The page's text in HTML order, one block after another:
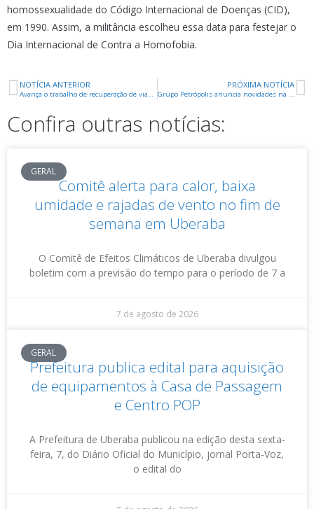
homossexualidade do Código Internacional de Doenças (CID),
em 1990. Assim, a militância escolheu essa data para festejar o
Dia Internacional de Contra a Homofobia.
NOTÍCIA ANTERIOR
Avança o trabalho de recuperação de vias pela Prefeitura Municipal
PRÓXIMA NOTÍCIA
Grupo Petrópolis anuncia novidades na feira APAS 2023
Confira outras notícias:
GERAL
Comitê alerta para calor, baixa
umidade e rajadas de vento no fim de
semana em Uberaba
O Comitê de Efeitos Climáticos de Uberaba divulgou
boletim com a previsão do tempo para o período de 7 a
7 de agosto de 2026
GERAL
Prefeitura publica edital para aquisição
de equipamentos à Casa de Passagem
e Centro POP
A Prefeitura de Uberaba publicou na edição desta sexta-
feira, 7, do Diário Oficial do Município, jornal Porta-Voz,
o edital do